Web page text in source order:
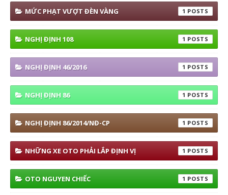
MỨC PHẠT VƯỢT ĐÈN VÀNG 1
NGHỊ ĐỊNH 108 1
NGHỊ ĐỊNH 46/2016 1
NGHỊ ĐỊNH 86 1
NGHỊ ĐỊNH 86/2014/NĐ-CP 1
NHỮNG XE OTO PHẢI LẮP ĐỊNH VỊ 1
OTO NGUYEN CHIẾC 1